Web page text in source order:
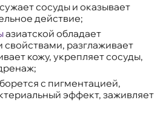
сужает сосуды и оказывает
действие;
азиатской обладает
разглаживает
кожу, укрепляет сосуды,
борется с пигментацией,
эффект, заживляет